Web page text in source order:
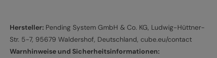
Hersteller: Pending System GmbH & Co. KG, Ludwig-Hüttner-
Str. 5-7, 95679 Waldershof, Deutschland, cube.eu/contact
Warnhinweise und Sicherheitsinformationen: